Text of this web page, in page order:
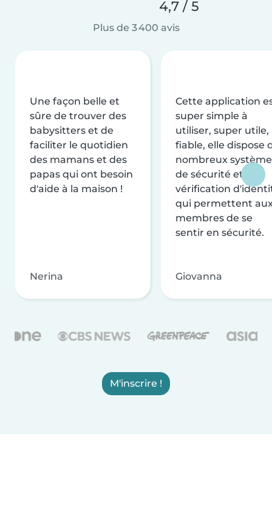
4,7 / 5
Plus de 3 400 avis
Une façon belle et
sûre de trouver des
babysitters et de
faciliter le quotidien
des mamans et des
papas qui ont besoin
d'aide à la maison !
Nerina
Cette application
super simple à
utiliser, super utile,
fiable, elle dispose
nombreux
de sécurité et de
vérification
qui permettent
membres de se
sentir en sécurité.
Giovanna
M'inscrire !